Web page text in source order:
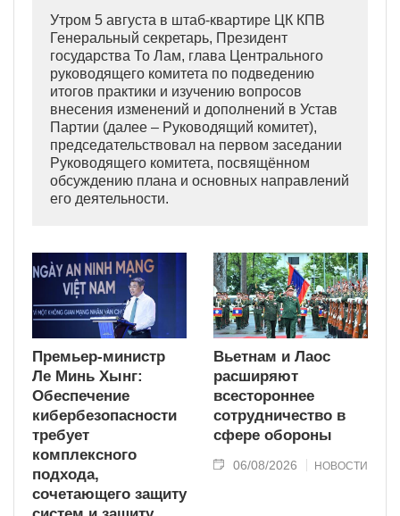
Утром 5 августа в штаб-квартире ЦК КПВ
Генеральный секретарь, Президент
государства То Лам, глава Центрального
руководящего комитета по подведению
итогов практики и изучению вопросов
внесения изменений и дополнений в Устав
Партии (далее – Руководящий комитет),
председательствовал на первом заседании
Руководящего комитета, посвящённом
обсуждению плана и основных направлений
его деятельности.
Премьер-министр
Ле Минь Хынг:
Обеспечение
кибербезопасности
требует
комплексного
подхода,
сочетающего защиту
Вьетнам и Лаос
расширяют
всестороннее
сотрудничество в
сфере обороны
06/08/2026 НОВОСТИ